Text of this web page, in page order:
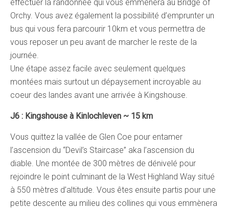
effectuer la randonnée qui vous emmènera au Bridge of
Orchy. Vous avez également la possibilité d’emprunter un
bus qui vous fera parcourir 10km et vous permettra de
vous reposer un peu avant de marcher le reste de la
journée.
Une étape assez facile avec seulement quelques
montées mais surtout un dépaysement incroyable au
coeur des landes avant une arrivée à Kingshouse.
J6 : Kingshouse à Kinlochleven ~ 15 km
Vous quittez la vallée de Glen Coe pour entamer
l’ascension du “Devil’s Staircase” aka l’ascension du
diable. Une montée de 300 mètres de dénivelé pour
rejoindre le point culminant de la West Highland Way situé
à 550 mètres d’altitude. Vous êtes ensuite partis pour une
petite descente au milieu des collines qui vous emmènera